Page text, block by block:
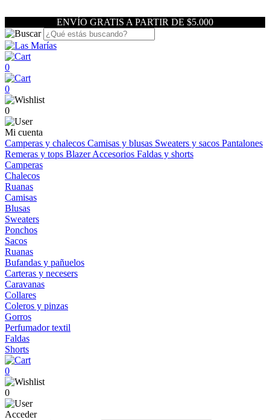
ENVÍO GRATIS A PARTIR DE $5.000
0
0
0
Mi cuenta
Camperas y chalecos Camisas y blusas Sweaters y sacos Pantalones
Remeras y tops BlazerAccesorios Faldas y shorts
Camperas
Chalecos
Ruanas
Camisas
Blusas
Sweaters
Ponchos
Sacos
Ruanas
Bufandas y pañuelos
Carteras y necesers
Caravanas
Collares
Coleros y pinzas
Gorros
Perfumador textil
Faldas
Shorts
0
0
Acceder